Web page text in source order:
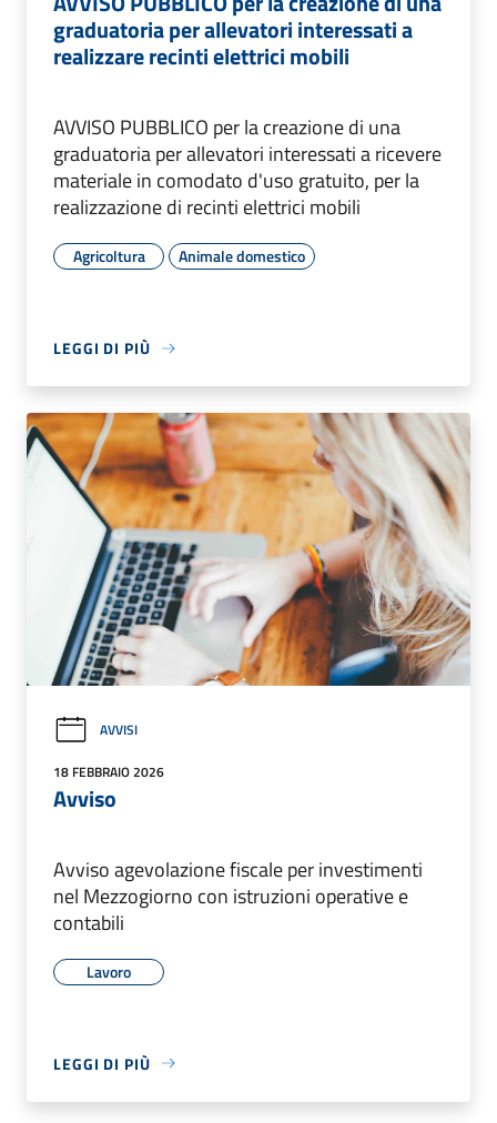
graduatoria per allevatori interessati a
realizzare recinti elettrici mobili
AVVISO PUBBLICO per la creazione di una
graduatoria per allevatori interessati a ricevere
materiale in comodato d'uso gratuito, per la
realizzazione di recinti elettrici mobili
Agricoltura Animale domestico
LEGGI DI PIÙ
AVVISI
18 FEBBRAIO 2026
Avviso
Avviso agevolazione fiscale per investimenti
nel Mezzogiorno con istruzioni operative e
contabili
Lavoro
LEGGI DI PIÙ